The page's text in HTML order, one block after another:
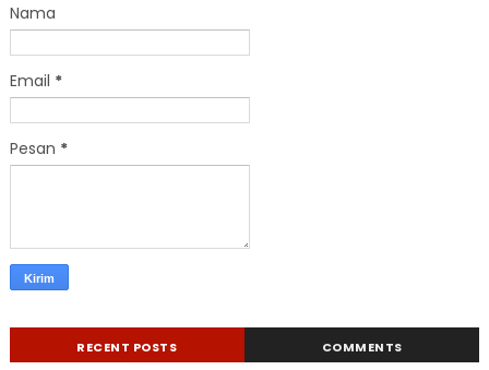
Nama
Email *
Pesan *
RECENT POSTS COMMENTS